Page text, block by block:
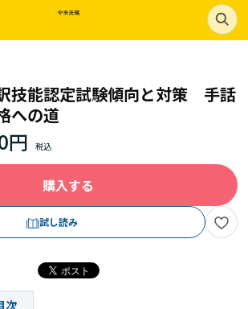
技能認定試験傾向と対策 手話
への道
円
購入する
試し読み
次